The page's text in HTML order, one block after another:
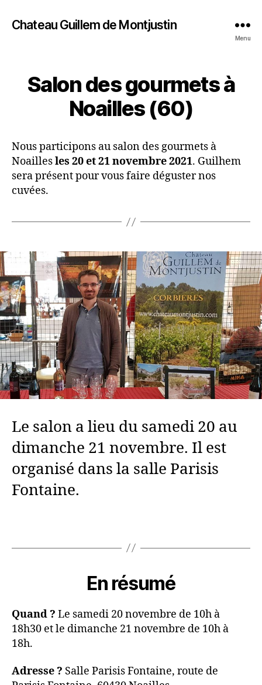
Chateau Guillem de Montjustin
Menu
Salon des gourmets à
Noailles (60)
Nous participons au salon des gourmets à
Noaillesles 20 et 21 novembre 2021. Guilhem
sera présent pour vous faire déguster nos
cuvées.
Le salon a lieu du samedi 20 au
dimanche 21 novembre. Il est
organisé dans la salle Parisis
Fontaine.
En résumé
Quand ? Le samedi 20 novembre de 10h à
18h30 et le dimanche 21 novembre de 10h à
18h.
Adresse ? Salle Parisis Fontaine, route de